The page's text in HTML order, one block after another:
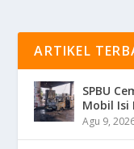
ARTIKEL
SPBU
Mobil
Agu 9,